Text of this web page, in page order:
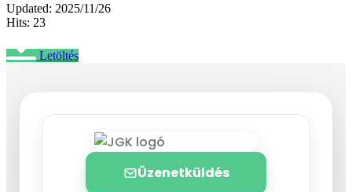
Updated: 2025/11/26
Hits: 23
Letöltés
Üzenetküldés